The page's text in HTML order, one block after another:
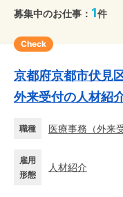
募集中のお仕事： 1件
Check
京都府京都市伏見
外来受付の人材紹
職種 医療事務 （外来
雇用
形態
人材紹介